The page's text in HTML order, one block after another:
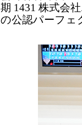
期 1431 株式会
の公認パーフェ